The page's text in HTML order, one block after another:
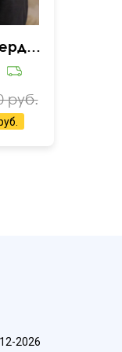
101 роза в форме сердца
руб.
2026